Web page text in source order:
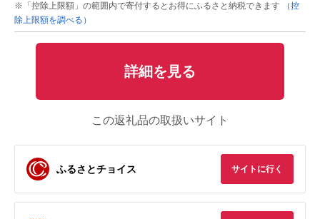
※「控除上限額」の範囲内で寄付するとお得にふるさと納税できます
（控
除上限額を調べる）
詳細を見る
この返礼品の取扱いサイト
ふるさとチョイス サイトに行く